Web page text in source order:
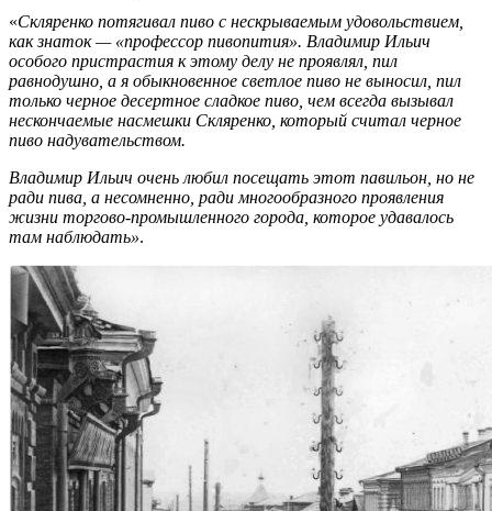
«Скляренко потягивал пиво с нескрываемым удовольствием,
как знаток — «профессор пивопития». Владимир Ильич
особого пристрастия к этому делу не проявлял, пил
равнодушно, а я обыкновенное светлое пиво не выносил, пил
только черное десертное сладкое пиво, чем всегда вызывал
нескончаемые насмешки Скляренко, который считал черное
пиво надувательством.
Владимир Ильич очень любил посещать этот павильон, но не
ради пива, а несомненно, ради многообразного проявления
жизни торгово-промышленного города, которое удавалось
там наблюдать».